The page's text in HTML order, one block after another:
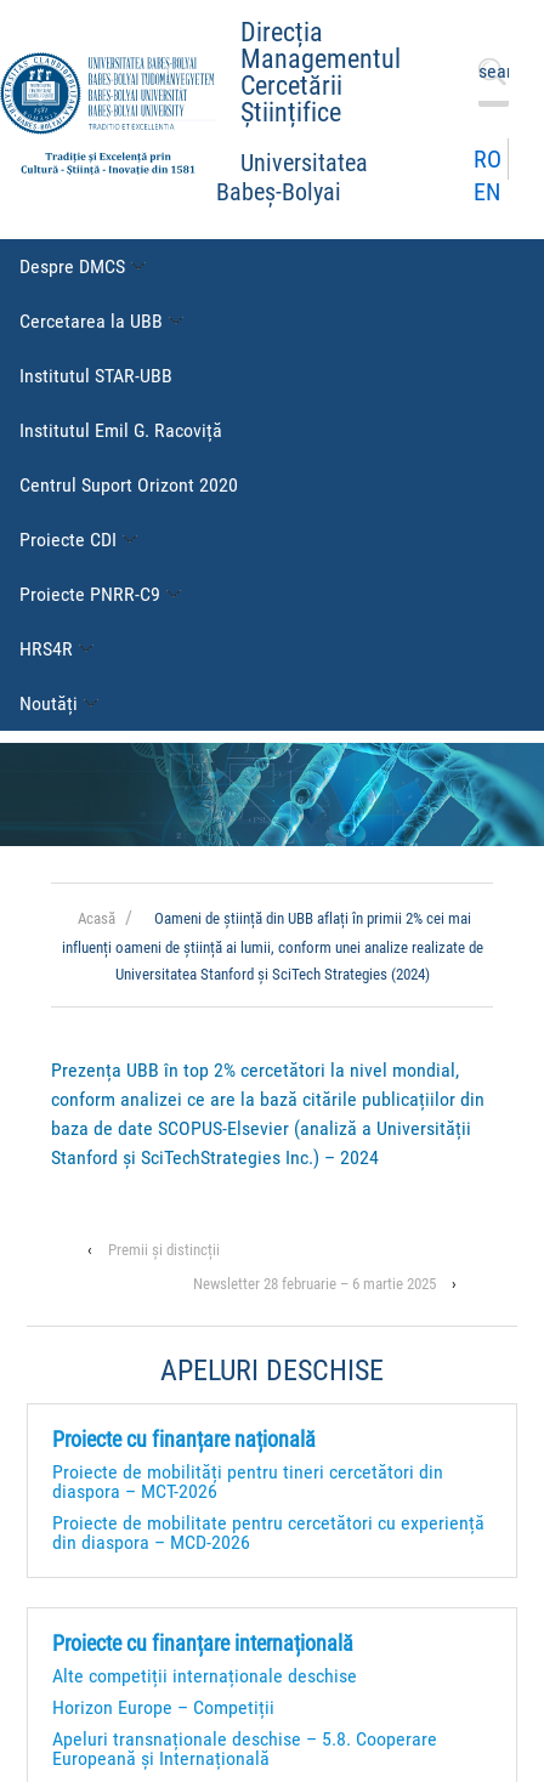
Direcția
Managementul
Cercetării
Științifice
Universitatea
Babeș-Bolyai
Caută
după:
RO
EN
Despre DMCS
Cercetarea la UBB
Institutul STAR-UBB
Institutul Emil G. Racoviță
Centrul Suport Orizont 2020
Proiecte CDI
Proiecte PNRR-C9
HRS4R
Noutăți
Acasă
Oameni de știință din UBB aflați în primii 2% cei mai
influenți oameni de știință ai lumii, conform unei analize realizate de
Universitatea Stanford și SciTech Strategies (2024)
Prezența UBB în top 2% cercetători la nivel mondial,
conform analizei ce are la bază citările publicațiilor din
baza de date SCOPUS-Elsevier (analiză a Universității
Stanford și SciTechStrategies Inc.) – 2024
‹
Premii și distincții
Newsletter 28 februarie – 6 martie 2025
›
APELURI DESCHISE
Proiecte cu finanțare națională
Proiecte de mobilități pentru tineri cercetători din
diaspora – MCT-2026
Proiecte de mobilitate pentru cercetători cu experiență
din diaspora – MCD-2026
Proiecte cu finanțare internațională
Alte competiții internaționale deschise
Horizon Europe – Competiții
Apeluri transnaționale deschise – 5.8. Cooperare
Europeană și Internațională